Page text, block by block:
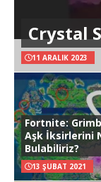
Crystal
11 ARALIK 2023
Fortnite:
Aşk İksirlerini
Bulabiliriz?
13 ŞUBAT 2021